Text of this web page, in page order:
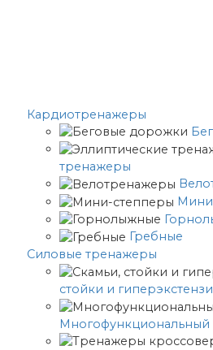
Кардиотренажеры
тренажеры
Гребные
Cиловые тренажеры
стойки и